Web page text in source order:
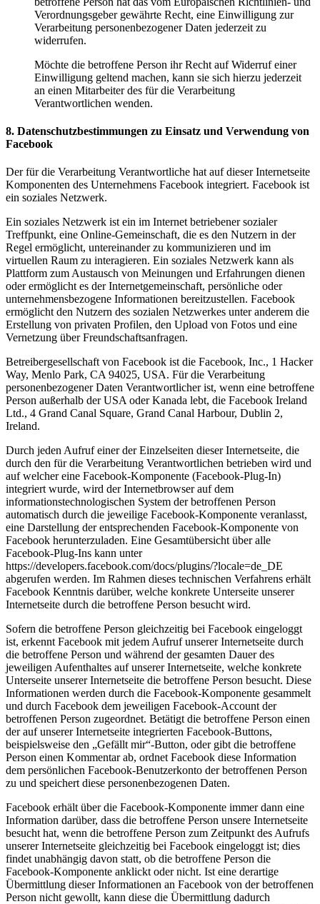
Verordnungsgeber gewährte Recht, eine Einwilligung zur
Verarbeitung personenbezogener Daten jederzeit zu
widerrufen.
Möchte die betroffene Person ihr Recht auf Widerruf einer
Einwilligung geltend machen, kann sie sich hierzu jederzeit
an einen Mitarbeiter des für die Verarbeitung
Verantwortlichen wenden.
8. Datenschutzbestimmungen zu Einsatz und Verwendung von
Facebook
Der für die Verarbeitung Verantwortliche hat auf dieser Internetseite
Komponenten des Unternehmens Facebook integriert. Facebook ist
ein soziales Netzwerk.
Ein soziales Netzwerk ist ein im Internet betriebener sozialer
Treffpunkt, eine Online-Gemeinschaft, die es den Nutzern in der
Regel ermöglicht, untereinander zu kommunizieren und im
virtuellen Raum zu interagieren. Ein soziales Netzwerk kann als
Plattform zum Austausch von Meinungen und Erfahrungen dienen
oder ermöglicht es der Internetgemeinschaft, persönliche oder
unternehmensbezogene Informationen bereitzustellen. Facebook
ermöglicht den Nutzern des sozialen Netzwerkes unter anderem die
Erstellung von privaten Profilen, den Upload von Fotos und eine
Vernetzung über Freundschaftsanfragen.
Betreibergesellschaft von Facebook ist die Facebook, Inc., 1 Hacker
Way, Menlo Park, CA 94025, USA. Für die Verarbeitung
personenbezogener Daten Verantwortlicher ist, wenn eine betroffene
Person außerhalb der USA oder Kanada lebt, die Facebook Ireland
Ltd., 4 Grand Canal Square, Grand Canal Harbour, Dublin 2,
Ireland.
Durch jeden Aufruf einer der Einzelseiten dieser Internetseite, die
durch den für die Verarbeitung Verantwortlichen betrieben wird und
auf welcher eine Facebook-Komponente (Facebook-Plug-In)
integriert wurde, wird der Internetbrowser auf dem
informationstechnologischen System der betroffenen Person
automatisch durch die jeweilige Facebook-Komponente veranlasst,
eine Darstellung der entsprechenden Facebook-Komponente von
Facebook herunterzuladen. Eine Gesamtübersicht über alle
Facebook-Plug-Ins kann unter
https://developers.facebook.com/docs/plugins/?locale=de_DE
abgerufen werden. Im Rahmen dieses technischen Verfahrens erhält
Facebook Kenntnis darüber, welche konkrete Unterseite unserer
Internetseite durch die betroffene Person besucht wird.
Sofern die betroffene Person gleichzeitig bei Facebook eingeloggt
ist, erkennt Facebook mit jedem Aufruf unserer Internetseite durch
die betroffene Person und während der gesamten Dauer des
jeweiligen Aufenthaltes auf unserer Internetseite, welche konkrete
Unterseite unserer Internetseite die betroffene Person besucht. Diese
Informationen werden durch die Facebook-Komponente gesammelt
und durch Facebook dem jeweiligen Facebook-Account der
betroffenen Person zugeordnet. Betätigt die betroffene Person einen
der auf unserer Internetseite integrierten Facebook-Buttons,
beispielsweise den „Gefällt mir“-Button, oder gibt die betroffene
Person einen Kommentar ab, ordnet Facebook diese Information
dem persönlichen Facebook-Benutzerkonto der betroffenen Person
zu und speichert diese personenbezogenen Daten.
Facebook erhält über die Facebook-Komponente immer dann eine
Information darüber, dass die betroffene Person unsere Internetseite
besucht hat, wenn die betroffene Person zum Zeitpunkt des Aufrufs
unserer Internetseite gleichzeitig bei Facebook eingeloggt ist; dies
findet unabhängig davon statt, ob die betroffene Person die
Facebook-Komponente anklickt oder nicht. Ist eine derartige
Übermittlung dieser Informationen an Facebook von der betroffenen
Person nicht gewollt, kann diese die Übermittlung dadurch